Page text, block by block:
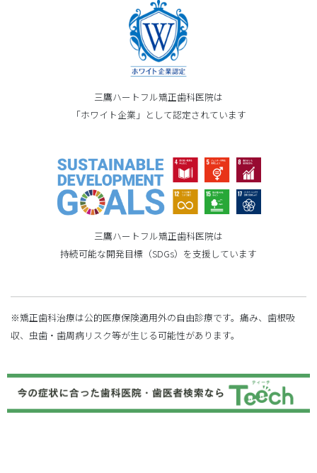
三鷹ハートフル矯正歯科医院は
「ホワイト企業」として認定されています
三鷹ハートフル矯正歯科医院は
持続可能な開発目標（SDGs）を支援しています
※矯正歯科治療は公的医療保険適用外の自由診療です。痛み、歯根吸
収、虫歯・歯周病リスク等が生じる可能性があります。